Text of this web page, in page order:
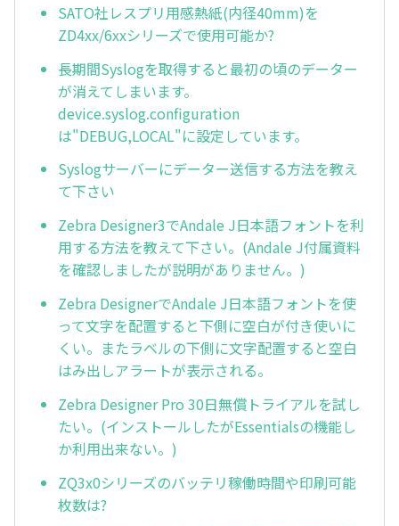
SATO社レスプリ用感熱紙(内径40mm)を
ZD4xx/6xxシリーズで使用可能か?
長期間Syslogを取得すると最初の頃のデーター
が消えてしまいます。
device.syslog.configuration
は"DEBUG,LOCAL"に設定しています。
Syslogサーバーにデーター送信する方法を教え
て下さい
Zebra Designer3でAndale J日本語フォントを利
用する方法を教えて下さい。(Andale J付属資料
を確認しましたが説明がありません。)
Zebra DesignerでAndale J日本語フォントを使
って文字を配置すると下側に空白が付き使いに
くい。またラベルの下側に文字配置すると空白
はみ出しアラートが表示される。
Zebra Designer Pro 30日無償トライアルを試し
たい。(インストールしたがEssentialsの機能し
か利用出来ない。)
ZQ3x0シリーズのバッテリ稼働時間や印刷可能
枚数は?